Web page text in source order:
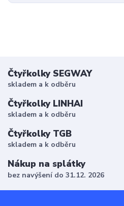
Čtyřkolky SEGWAY
skladem a k odběru
Čtyřkolky LINHAI
skladem a k odběru
Čtyřkolky TGB
skladem a k odběru
Nákup na splátky
bez navýšení do 31.12. 2026